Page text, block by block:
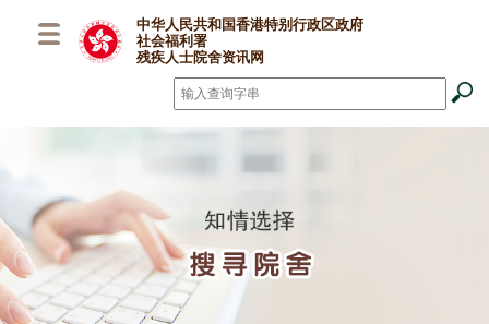
中华人民共和国香港特别行政区政府
社会福利署
残疾人士院舍资讯网
搜寻*